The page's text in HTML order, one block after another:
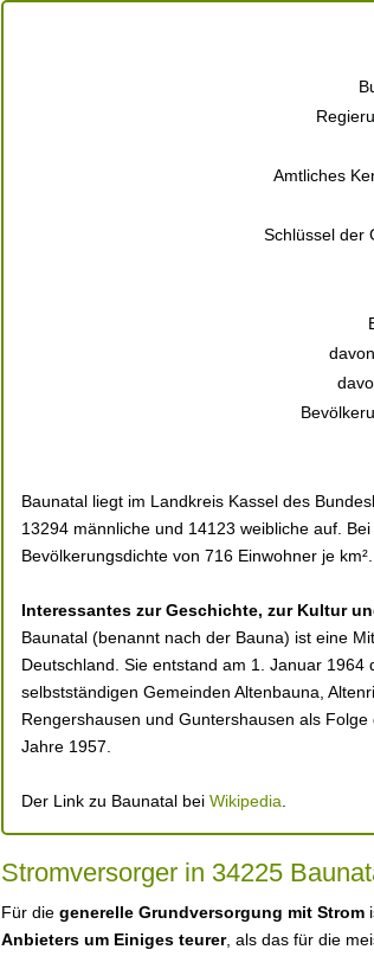
Amtliches
Schlüssel der
Baunatal liegt im Landkreis Kassel des
13294 männliche und 14123 weibliche auf.
Bevölkerungsdichte von 716 Einwohner je km².
Interessantes zur Geschichte, zur Kultur
Baunatal (benannt nach der Bauna) ist eine
Deutschland. Sie entstand am 1. Januar
selbstständigen Gemeinden Altenbauna,
Rengershausen und Guntershausen als
Jahre 1957.
Der Link zu Baunatal bei Wikipedia
Stromversorger in 34225
Für die generelle Grundversorgung mit Strom
Anbieters um Einiges teurer, als das für die